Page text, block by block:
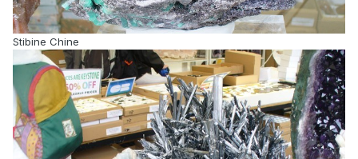
Stibine Chine